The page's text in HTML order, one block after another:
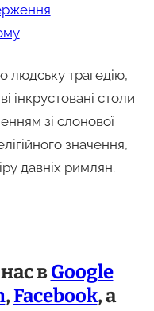
людську трагедію,
інкрустовані столи
зі слонової
значення,
давніх римлян.
вGoogle
,Facebook, а